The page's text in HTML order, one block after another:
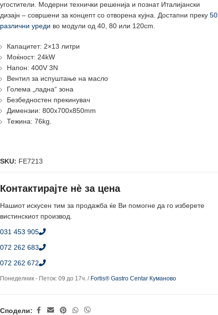
угостители. Модерни технички решенија и познат Италијански
дизајн – совршени за концепт со отворена кујна. Достапни преку 50
различни уреди во модули од 40, 80 или 120cm.
Капацитет: 2×13 литри
Моќност: 24kW
Напон: 400V 3N
Вентил за испуштање на масло
Голема „ладна“ зона
Безбедностен прекинувач
Димензии: 800x700x850mm
Тежина: 76kg.
SKU: FE7213
Контактирајте нè за цена
Нашиот искусен тим за продажба ќе Ви помогне да го изберете
вистинскиот производ.
031 453 905
072 262 683
072 262 672
Понеделник - Петок: 09 до 17ч. / Fortis® Gastro Centar Куманово
Сподели: